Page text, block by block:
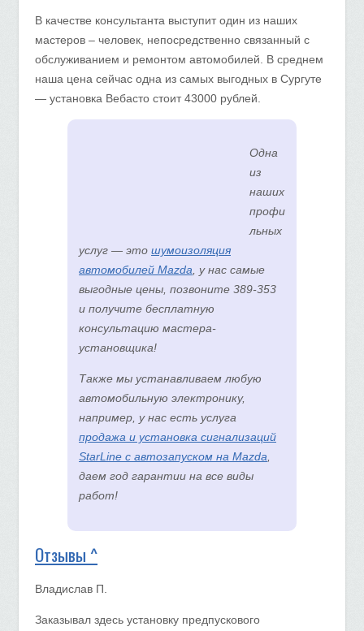
В качестве консультанта выступит один из наших
мастеров – человек, непосредственно связанный с
обслуживанием и ремонтом автомобилей. В среднем
наша цена сейчас одна из самых выгодных в Сургуте
— установка Вебасто стоит 43000 рублей.
Одна
из
наших
профи
льных
услуг — это шумоизоляция
автомобилей Mazda , у нас самые
выгодные цены, позвоните 389-353
и получите бесплатную
консультацию мастера-
установщика!
Также мы устанавливаем любую
автомобильную электронику,
например, у нас есть услуга
продажа и установка сигнализаций
StarLine с автозапуском на Mazda
даем год гарантии на все виды
работ!
Отзывы ^
Владислав П.
Заказывал здесь установку предпускового